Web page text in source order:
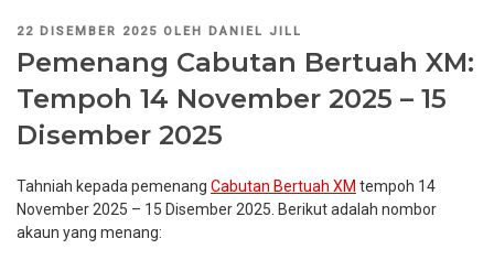
DIKIRIM
22 DISEMBER 2025 OLEH DANIEL JILL
Pemenang Cabutan Bertuah XM:
Tempoh 14 November 2025 – 15
Disember 2025
Tahniah kepada pemenang Cabutan Bertuah XM tempoh 14
November 2025 – 15 Disember 2025. Berikut adalah nombor
akaun yang menang: